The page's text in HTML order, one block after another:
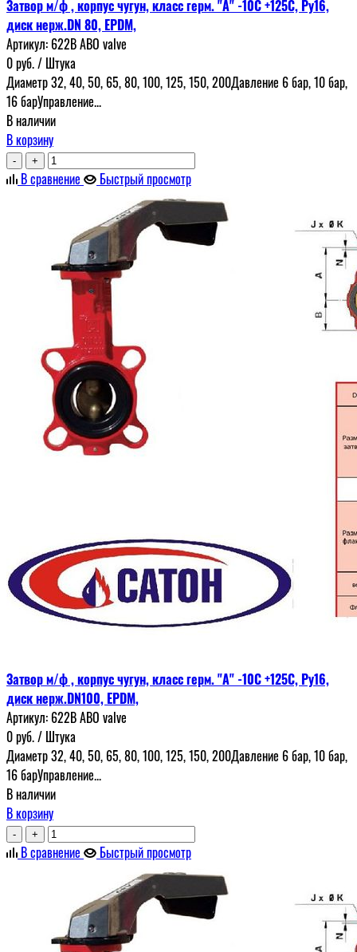
Затвор м/ф , корпус чугун, класс герм. "А" -10С +125С, Ру16,
диск нерж.DN 80, EPDM,
Артикул: 622В ABO valve
0руб./ Штука
Диаметр 32, 40, 50, 65, 80, 100, 125, 150, 200Давление 6 бар, 10 бар,
16 барУправление...
В наличии
В корзину
- +
В сравнение Быстрый просмотр
Затвор м/ф , корпус чугун, класс герм. "А" -10С +125С, Ру16,
диск нерж.DN100, EPDM,
Артикул: 622В ABO valve
0руб./ Штука
Диаметр 32, 40, 50, 65, 80, 100, 125, 150, 200Давление 6 бар, 10 бар,
16 барУправление...
В наличии
В корзину
- +
В сравнение Быстрый просмотр